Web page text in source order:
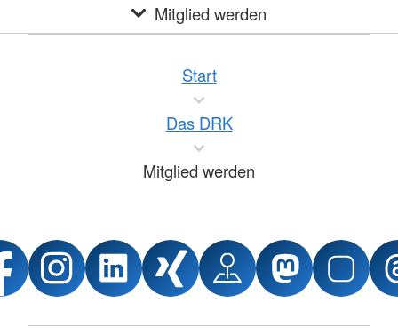
Mitglied werden
Start
Das DRK
Mitglied werden